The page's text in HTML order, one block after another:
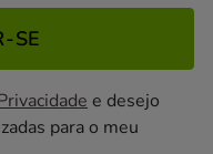
SE
e desejo
para o meu